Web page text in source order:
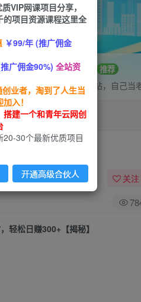
招募站长 推荐
搭建同款网站，自己当
关注
轻松日赚300+【揭秘】
VIP网课项目分享，
项目资源课程这里全
￥99/年 (推广佣金
广佣金90%) 全站资
业者，淘到了人生当
入！
搭建一个和青年云网创
20-30个最新优质项目
开通高级合伙人